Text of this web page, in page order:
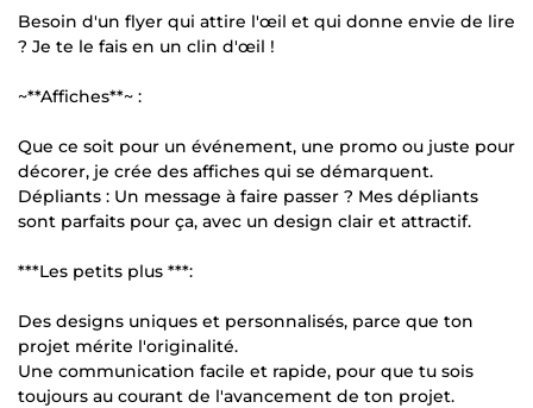
Besoin d'un flyer qui attire l'œil et qui donne envie de lire
? Je te le fais en un clin d'œil !
~**Affiches**~ :
Que ce soit pour un événement, une promo ou juste pour
décorer, je crée des affiches qui se démarquent.
Dépliants : Un message à faire passer ? Mes dépliants
sont parfaits pour ça, avec un design clair et attractif.
***Les petits plus ***:
Des designs uniques et personnalisés, parce que ton
projet mérite l'originalité.
Une communication facile et rapide, pour que tu sois
toujours au courant de l'avancement de ton projet.